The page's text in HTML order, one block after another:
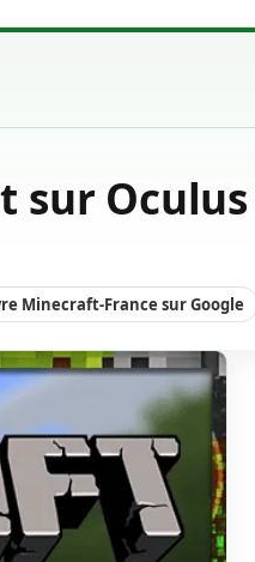
sur Oculus
Minecraft-France sur Google